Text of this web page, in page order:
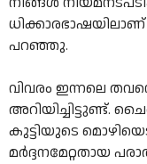
പറഞ്ഞു.
വിവരം ഇന്നലെ
അറിയിച്ചിട്ടുണ്ട്.
കുട്ടിയുടെ
മര്‍ദ്ദനമേറ്റതായ